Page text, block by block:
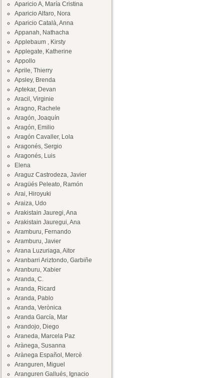
Aparicio A, María Cristina
Aparicio Alfaro, Nora
Aparicio Català, Anna
Appanah, Nathacha
Applebaum , Kirsty
Applegate, Katherine
Appollo
Aprile, Thierry
Apsley, Brenda
Aptekar, Devan
Aracil, Virginie
Aragno, Rachele
Aragón, Joaquín
Aragón, Emilio
Aragón Cavaller, Lola
Aragonés, Sergio
Aragonés, Luis
Elena
Araguz Castrodeza, Javier
Aragüés Peleato, Ramón
Arai, Hiroyuki
Araiza, Udo
Arakistain Jauregi, Ana
Arakistain Jauregui, Ana
Aramburu, Fernando
Aramburu, Javier
Arana Luzuriaga, Aitor
Aranbarri Ariztondo, Garbiñe
Aranburu, Xabier
Aranda, C.
Aranda, Ricard
Aranda, Pablo
Aranda, Verònica
Aranda García, Mar
Arandojo, Diego
Araneda, Marcela Paz
Arànega, Susanna
Arànega Español, Mercè
Aranguren, Miguel
Aranguren Gallués, Ignacio